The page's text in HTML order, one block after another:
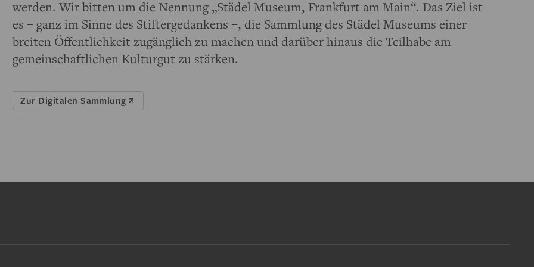
werden. Wir bitten um die Nennung „Städel Museum, Frankfurt am Main“. Das Ziel ist
es – ganz im Sinne des Stiftergedankens –, die Sammlung des Städel Museums einer
breiten Öffentlichkeit zugänglich zu machen und darüber hinaus die Teilhabe am
gemeinschaftlichen Kulturgut zu stärken.
Zur Digitalen Sammlung